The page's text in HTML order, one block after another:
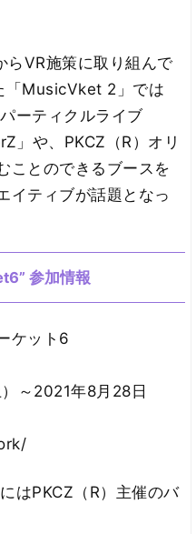
VR施策に取り組んで
「MusicVket 2」では
ーティクルライブ
」や、PKCZ（R）オリ
ことのできるブースを
イティブが話題となっ
参加情報
ケット6
～2021年8月28日
はPKCZ（R）主催のバ